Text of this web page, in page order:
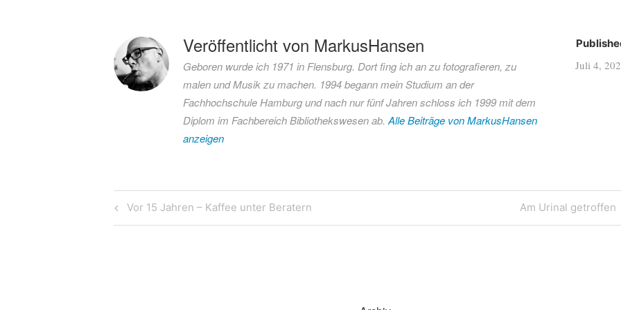
Bundestag
Fleisch
Gesetzte
Kastenhaltung
Sommerpause
Tierquälerei
Veröffentlicht von MarkusHansen
Geboren wurde ich 1971 in Flensburg. Dort fing ich an zu fotografieren, zu
malen und Musik zu machen. 1994 begann mein Studium an der
Fachhochschule Hamburg und nach nur fünf Jahren schloss ich 1999 mit dem
Diplom im Fachbereich Bibliothekswesen ab.Alle Beiträge von MarkusHansen
anzeigen
Juli 4,
Beitragsnavigation
Previous
Post
Vor 15 Jahren – Kaffee unter Beratern
Next
Post
Am Urinal getroffen